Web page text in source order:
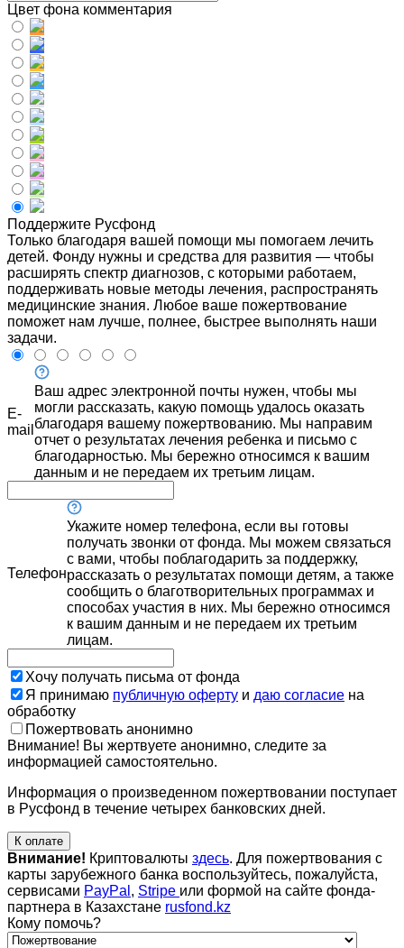
Цвет фона комментария
Поддержите Русфонд
Только благодаря вашей помощи мы помогаем лечить
детей. Фонду нужны и средства для развития — чтобы
расширять спектр диагнозов, с которыми работаем,
поддерживать новые методы лечения, распространять
медицинские знания. Любое ваше пожертвование
поможет нам лучше, полнее, быстрее выполнять наши
задачи.
E-
mail
Ваш адрес электронной почты нужен, чтобы мы
могли рассказать, какую помощь удалось оказать
благодаря вашему пожертвованию. Мы направим
отчет о результатах лечения ребенка и письмо с
благодарностью. Мы бережно относимся к вашим
данным и не передаем их третьим лицам.
Телефон
Укажите номер телефона, если вы готовы
получать звонки от фонда. Мы можем связаться
с вами, чтобы поблагодарить за поддержку,
рассказать о результатах помощи детям, а также
сообщить о благотворительных программах и
способах участия в них. Мы бережно относимся
к вашим данным и не передаем их третьим
лицам.
Хочу получать письма от фонда
Я принимаю публичную оферту и даю согласие на
обработку
Пожертвовать анонимно
Внимание! Вы жертвуете анонимно, следите за
информацией самостоятельно.
Информация о произведенном пожертвовании поступает
в Русфонд в течение четырех банковских дней.
К оплате
Внимание! Криптовалюты здесь. Для пожертвования с
карты зарубежного банка воспользуйтесь, пожалуйста,
сервисами PayPal , Stripe или формой на сайте фонда-
партнера в Казахстане rusfond.kz
Кому помочь?